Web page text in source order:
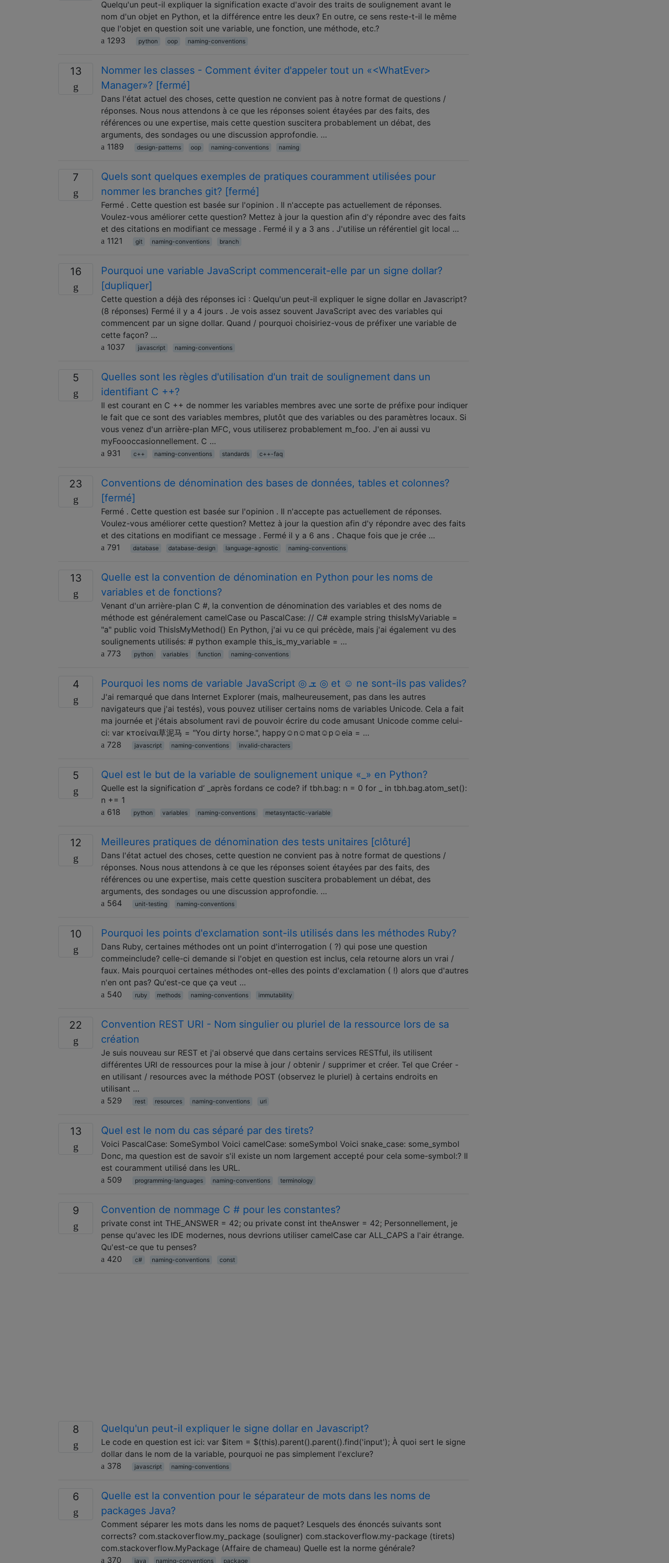
Quelqu'un peut-il expliquer la signification exacte d'avoir des traits de soulignement avant le
nom d'un objet en Python, et la différence entre les deux? En outre, ce sens reste-t-il le même
que l'objet en question soit une variable, une fonction, une méthode, etc.?
1293
python oop naming-conventions
13
Nommer les classes - Comment éviter d'appeler tout un «<WhatEver>
Manager»? [fermé]
Dans l'état actuel des choses, cette question ne convient pas à notre format de questions /
réponses. Nous nous attendons à ce que les réponses soient étayées par des faits, des
références ou une expertise, mais cette question suscitera probablement un débat, des
arguments, des sondages ou une discussion approfondie. …
1189
design-patterns oop naming-conventions naming
7
Quels sont quelques exemples de pratiques couramment utilisées pour
nommer les branches git? [fermé]
Fermé . Cette question est basée sur l'opinion . Il n'accepte pas actuellement de réponses.
Voulez-vous améliorer cette question? Mettez à jour la question afin d'y répondre avec des faits
et des citations en modifiant ce message . Fermé il y a 3 ans . J'utilise un référentiel git local …
1121
git naming-conventions branch
16
Pourquoi une variable JavaScript commencerait-elle par un signe dollar?
[dupliquer]
Cette question a déjà des réponses ici : Quelqu'un peut-il expliquer le signe dollar en Javascript?
(8 réponses) Fermé il y a 4 jours . Je vois assez souvent JavaScript avec des variables qui
commencent par un signe dollar. Quand / pourquoi choisiriez-vous de préfixer une variable de
cette façon? …
1037
javascript naming-conventions
5
Quelles sont les règles d'utilisation d'un trait de soulignement dans un
identifiant C ++?
Il est courant en C ++ de nommer les variables membres avec une sorte de préfixe pour indiquer
le fait que ce sont des variables membres, plutôt que des variables ou des paramètres locaux. Si
vous venez d'un arrière-plan MFC, vous utiliserez probablement m_foo. J'en ai aussi vu
myFoooccasionnellement. C …
931
c++ naming-conventions standards c++-faq
23
Conventions de dénomination des bases de données, tables et colonnes?
[fermé]
Fermé . Cette question est basée sur l'opinion . Il n'accepte pas actuellement de réponses.
Voulez-vous améliorer cette question? Mettez à jour la question afin d'y répondre avec des faits
et des citations en modifiant ce message . Fermé il y a 6 ans . Chaque fois que je crée …
791
database database-design language-agnostic naming-conventions
13
Quelle est la convention de dénomination en Python pour les noms de
variables et de fonctions?
Venant d'un arrière-plan C #, la convention de dénomination des variables et des noms de
méthode est généralement camelCase ou PascalCase: // C# example string thisIsMyVariable =
"a" public void ThisIsMyMethod() En Python, j'ai vu ce qui précède, mais j'ai également vu des
soulignements utilisés: # python example this_is_my_variable = …
773
python variables function naming-conventions
4 Pourquoi les noms de variable JavaScript ◎ ܫ ◎ et ☺ ne sont-ils pas valides?
J'ai remarqué que dans Internet Explorer (mais, malheureusement, pas dans les autres
navigateurs que j'ai testés), vous pouvez utiliser certains noms de variables Unicode. Cela a fait
ma journée et j'étais absolument ravi de pouvoir écrire du code amusant Unicode comme celui-
ci: var ктоείναι草泥马 = "You dirty horse.", happy☺n☺mat☺p☺eia = …
728
javascript naming-conventions invalid-characters
5 Quel est le but de la variable de soulignement unique «_» en Python?
Quelle est la signification d’ _après fordans ce code? if tbh.bag: n = 0 for _ in tbh.bag.atom_set():
n += 1
618
python variables naming-conventions metasyntactic-variable
12 Meilleures pratiques de dénomination des tests unitaires [clôturé]
Dans l'état actuel des choses, cette question ne convient pas à notre format de questions /
réponses. Nous nous attendons à ce que les réponses soient étayées par des faits, des
références ou une expertise, mais cette question suscitera probablement un débat, des
arguments, des sondages ou une discussion approfondie. …
564
unit-testing naming-conventions
10 Pourquoi les points d'exclamation sont-ils utilisés dans les méthodes Ruby?
Dans Ruby, certaines méthodes ont un point d'interrogation ( ?) qui pose une question
commeinclude? celle-ci demande si l'objet en question est inclus, cela retourne alors un vrai /
faux. Mais pourquoi certaines méthodes ont-elles des points d'exclamation ( !) alors que d'autres
n'en ont pas? Qu'est-ce que ça veut …
540
ruby methods naming-conventions immutability
22
Convention REST URI - Nom singulier ou pluriel de la ressource lors de sa
création
Je suis nouveau sur REST et j'ai observé que dans certains services RESTful, ils utilisent
différentes URI de ressources pour la mise à jour / obtenir / supprimer et créer. Tel que Créer -
en utilisant / resources avec la méthode POST (observez le pluriel) à certains endroits en
utilisant …
529
rest resources naming-conventions uri
13 Quel est le nom du cas séparé par des tirets?
Voici PascalCase: SomeSymbol Voici camelCase: someSymbol Voici snake_case: some_symbol
Donc, ma question est de savoir s'il existe un nom largement accepté pour cela some-symbol:? Il
est couramment utilisé dans les URL.
509
programming-languages naming-conventions terminology
9 Convention de nommage C # pour les constantes?
private const int THE_ANSWER = 42; ou private const int theAnswer = 42; Personnellement, je
pense qu'avec les IDE modernes, nous devrions utiliser camelCase car ALL_CAPS a l'air étrange.
Qu'est-ce que tu penses?
420
c# naming-conventions const
8 Quelqu'un peut-il expliquer le signe dollar en Javascript?
Le code en question est ici: var $item = $(this).parent().parent().find('input'); À quoi sert le signe
dollar dans le nom de la variable, pourquoi ne pas simplement l'exclure?
378
javascript naming-conventions
6
Quelle est la convention pour le séparateur de mots dans les noms de
packages Java?
Comment séparer les mots dans les noms de paquet? Lesquels des énoncés suivants sont
corrects? com.stackoverflow.my_package (souligner) com.stackoverflow.my-package (tirets)
com.stackoverflow.MyPackage (Affaire de chameau) Quelle est la norme générale?
370
java naming-conventions package